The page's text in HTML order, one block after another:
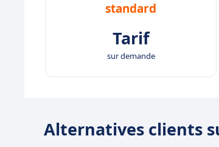
standard
Tarif
sur demande
Alternatives clients